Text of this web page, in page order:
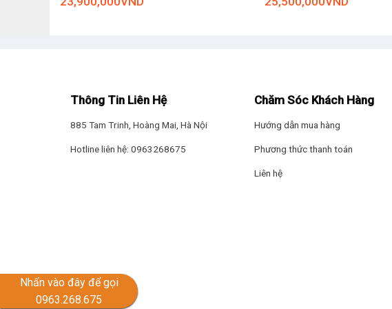
Nhấn vào đây để gọi
0963.268.675
Thông Tin Liên Hệ
885 Tam Trinh, Hoàng Mai, Hà Nội
Hotline liên hệ: 0963268675
Chăm Sóc Khách Hàng
Hướng dẫn mua hàng
Phương thức thanh toán
Liên hệ